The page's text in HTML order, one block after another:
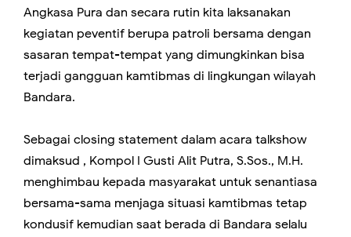
Angkasa Pura dan secara rutin kita laksanakan
kegiatan peventif berupa patroli bersama dengan
sasaran tempat-tempat yang dimungkinkan bisa
terjadi gangguan kamtibmas di lingkungan wilayah
Bandara.
Sebagai closing statement dalam acara talkshow
dimaksud , Kompol I Gusti Alit Putra, S.Sos., M.H.
menghimbau kepada masyarakat untuk senantiasa
bersama-sama menjaga situasi kamtibmas tetap
kondusif kemudian saat berada di Bandara selalu